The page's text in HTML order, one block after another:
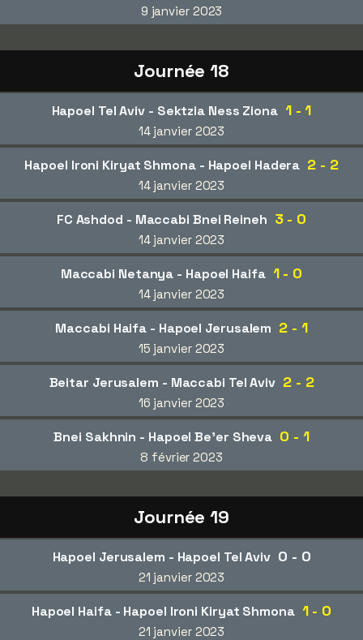
9 janvier 2023
Journée 18
Hapoel Tel Aviv - Sektzia Ness Ziona 1 - 1
14 janvier 2023
Hapoel Ironi Kiryat Shmona - Hapoel Hadera 2 - 2
14 janvier 2023
FC Ashdod - Maccabi Bnei Reineh 3 - 0
14 janvier 2023
Maccabi Netanya - Hapoel Haifa 1 - 0
14 janvier 2023
Maccabi Haifa - Hapoel Jerusalem 2 - 1
15 janvier 2023
Beitar Jerusalem - Maccabi Tel Aviv 2 - 2
16 janvier 2023
Bnei Sakhnin - Hapoel Be'er Sheva 0 - 1
8 février 2023
Journée 19
Hapoel Jerusalem - Hapoel Tel Aviv 0 - 0
21 janvier 2023
Hapoel Haifa - Hapoel Ironi Kiryat Shmona 1 - 0
21 janvier 2023